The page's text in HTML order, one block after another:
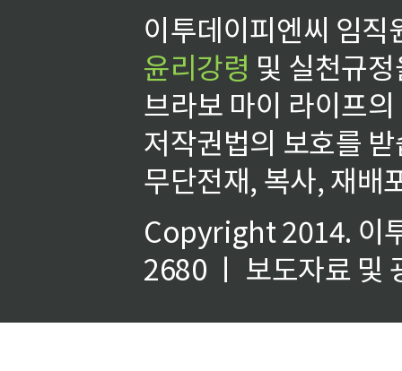
이투데이피엔씨 임
윤리강령 및 실천규
브라보 마이 라이프
저작권법의 보호를
무단전재, 복사, 재배
Copyright 2014. 이
2680 ㅣ 보도자료